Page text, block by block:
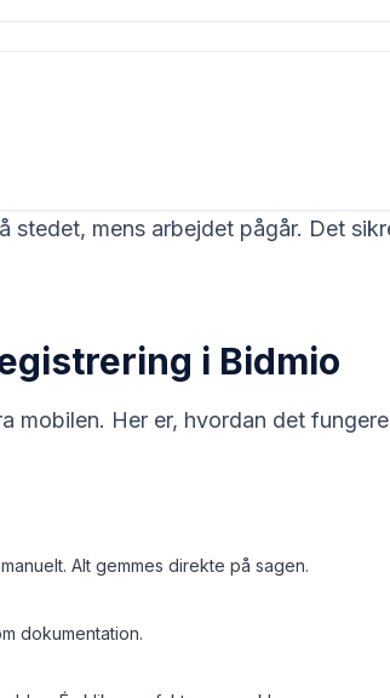
mens arbejdet pågår. Det
i Bidmio
mobilen. Her er, hvordan det
Alt gemmes direkte på sagen.
dokumentation.